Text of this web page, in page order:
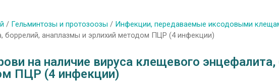
/ Гельминтозы и протозоозы / Инфекции, передаваемые иксодовыми
боррелий, анаплазмы и эрлихий методом ПЦР (4 инфекции)
на наличие вируса клещевого энцефалита,
ПЦР (4 инфекции)